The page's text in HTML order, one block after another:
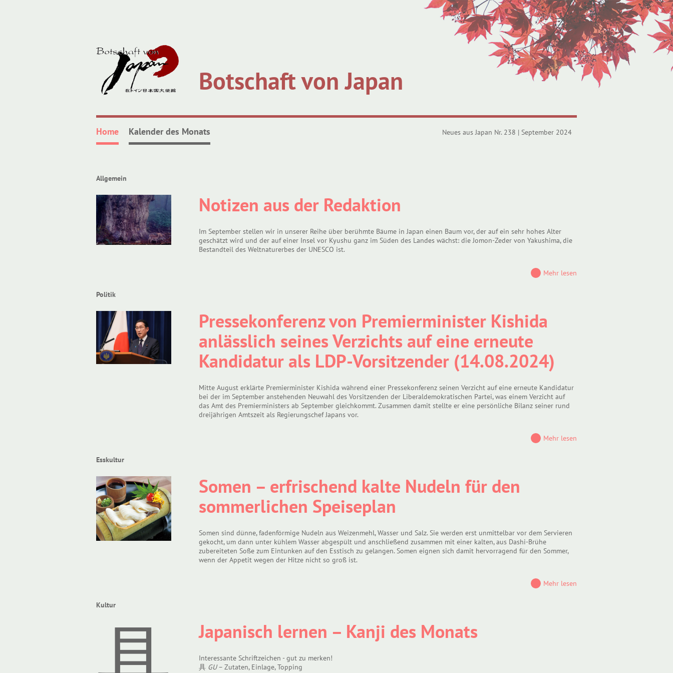
Botschaft von Japan
Home Kalender des Monats Neues aus Japan Nr. 238 | September 2024
Allgemein
Notizen aus der Redaktion
Im September stellen wir in unserer Reihe über berühmte Bäume in Japan einen Baum vor, der auf ein sehr hohes Alter
geschätzt wird und der auf einer Insel vor Kyushu ganz im Süden des Landes wächst: die Jomon-Zeder von Yakushima, die
Bestandteil des Weltnaturerbes der UNESCO ist.
Mehr lesen
Politik
Pressekonferenz von Premierminister Kishida
anlässlich seines Verzichts auf eine erneute
Kandidatur als LDP-Vorsitzender (14.08.2024)
Mitte August erklärte Premierminister Kishida während einer Pressekonferenz seinen Verzicht auf eine erneute Kandidatur
bei der im September anstehenden Neuwahl des Vorsitzenden der Liberaldemokratischen Partei, was einem Verzicht auf
das Amt des Premierministers ab September gleichkommt. Zusammen damit stellte er eine persönliche Bilanz seiner rund
dreijährigen Amtszeit als Regierungschef Japans vor.
Mehr lesen
Esskultur
Somen – erfrischend kalte Nudeln für den
sommerlichen Speiseplan
Somen sind dünne, fadenförmige Nudeln aus Weizenmehl, Wasser und Salz. Sie werden erst unmittelbar vor dem Servieren
gekocht, um dann unter kühlem Wasser abgespült und anschließend zusammen mit einer kalten, aus Dashi-Brühe
zubereiteten Soße zum Eintunken auf den Esstisch zu gelangen. Somen eignen sich damit hervorragend für den Sommer,
wenn der Appetit wegen der Hitze nicht so groß ist.
Mehr lesen
Kultur
Japanisch lernen – Kanji des Monats
Interessante Schriftzeichen - gut zu merken!
具 GU– Zutaten, Einlage, Topping